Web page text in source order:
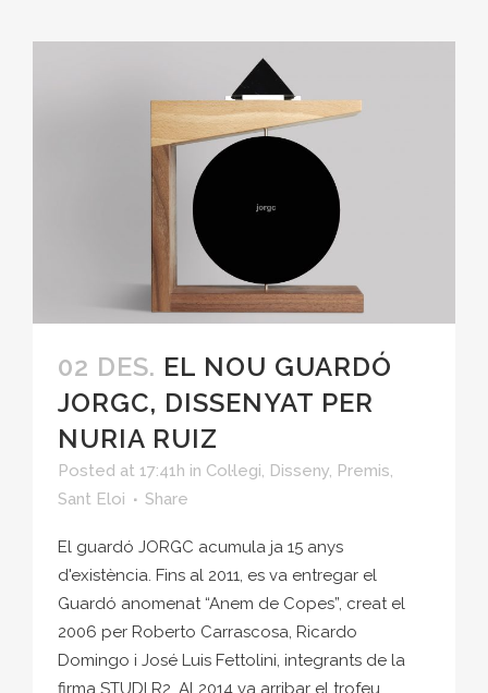
02 DES. EL NOU GUARDÓ
JORGC, DISSENYAT PER
NURIA RUIZ
Posted at 17:41h in Col·legi, Disseny, Premis,
Sant Eloi
Share
El guardó JORGC acumula ja 15 anys
d'existència. Fins al 2011, es va entregar el
Guardó anomenat “Anem de Copes”, creat el
2006 per Roberto Carrascosa, Ricardo
Domingo i José Luis Fettolini, integrants de la
firma STUDI R2. Al 2014 va arribar el trofeu